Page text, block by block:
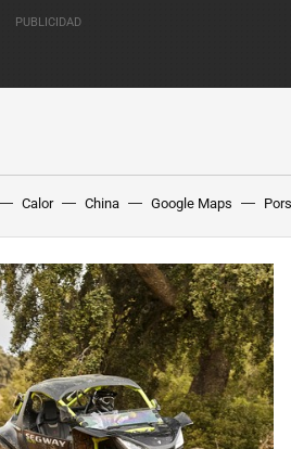
Calor China Google Maps